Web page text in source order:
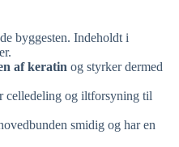
byggesten. Indeholdt i
af keratin og styrker dermed
celledeling og iltforsyning til
smidig og har en